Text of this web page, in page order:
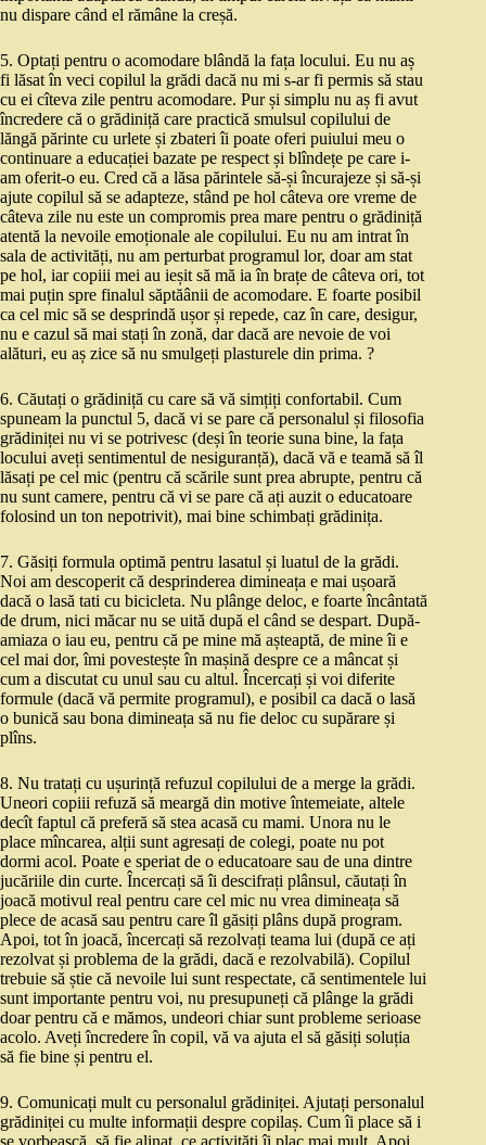
nu dispare când el rămâne la creșă.
5. Optați pentru o acomodare blândă la fața locului. Eu nu aș
fi lăsat în veci copilul la grădi dacă nu mi s-ar fi permis să stau
cu ei cîteva zile pentru acomodare. Pur și simplu nu aș fi avut
încredere că o grădiniță care practică smulsul copilului de
lăngă părinte cu urlete și zbateri îi poate oferi puiului meu o
continuare a educației bazate pe respect și blîndețe pe care i-
am oferit-o eu. Cred că a lăsa părintele să-și încurajeze și să-și
ajute copilul să se adapteze, stând pe hol câteva ore vreme de
câteva zile nu este un compromis prea mare pentru o grădiniță
atentă la nevoile emoționale ale copilului. Eu nu am intrat în
sala de activități, nu am perturbat programul lor, doar am stat
pe hol, iar copiii mei au ieșit să mă ia în brațe de câteva ori, tot
mai puțin spre finalul săptăânii de acomodare. E foarte posibil
ca cel mic să se desprindă ușor și repede, caz în care, desigur,
nu e cazul să mai stați în zonă, dar dacă are nevoie de voi
alături, eu aș zice să nu smulgeți plasturele din prima. ?
6. Căutați o grădiniță cu care să vă simțiți confortabil. Cum
spuneam la punctul 5, dacă vi se pare că personalul și filosofia
grădiniței nu vi se potrivesc (deși în teorie suna bine, la fața
locului aveți sentimentul de nesiguranță), dacă vă e teamă să îl
lăsați pe cel mic (pentru că scările sunt prea abrupte, pentru că
nu sunt camere, pentru că vi se pare că ați auzit o educatoare
folosind un ton nepotrivit), mai bine schimbați grădinița.
7. Găsiți formula optimă pentru lasatul și luatul de la grădi.
Noi am descoperit că desprinderea dimineața e mai ușoară
dacă o lasă tati cu bicicleta. Nu plânge deloc, e foarte încântată
de drum, nici măcar nu se uită după el când se despart. După-
amiaza o iau eu, pentru că pe mine mă așteaptă, de mine îi e
cel mai dor, îmi povestește în mașină despre ce a mâncat și
cum a discutat cu unul sau cu altul. Încercați și voi diferite
formule (dacă vă permite programul), e posibil ca dacă o lasă
o bunică sau bona dimineața să nu fie deloc cu supărare și
plîns.
8. Nu tratați cu ușurință refuzul copilului de a merge la grădi.
Uneori copiii refuză să meargă din motive întemeiate, altele
decît faptul că preferă să stea acasă cu mami. Unora nu le
place mîncarea, alții sunt agresați de colegi, poate nu pot
dormi acol. Poate e speriat de o educatoare sau de una dintre
jucăriile din curte. Încercați să îi descifrați plânsul, căutați în
joacă motivul real pentru care cel mic nu vrea dimineața să
plece de acasă sau pentru care îl găsiți plâns după program.
Apoi, tot în joacă, încercați să rezolvați teama lui (după ce ați
rezolvat și problema de la grădi, dacă e rezolvabilă). Copilul
trebuie să știe că nevoile lui sunt respectate, că sentimentele lui
sunt importante pentru voi, nu presupuneți că plânge la grădi
doar pentru că e mămos, undeori chiar sunt probleme serioase
acolo. Aveți încredere în copil, vă va ajuta el să găsiți soluția
să fie bine și pentru el.
9. Comunicați mult cu personalul grădiniței. Ajutați personalul
grădiniței cu multe informații despre copilaș. Cum îi place să i